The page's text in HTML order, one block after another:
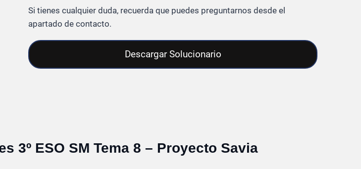
Si tienes cualquier duda, recuerda que puedes preguntarnos desde el
apartado de contacto.
Descargar Solucionario
3º ESO SM Tema 8 – Proyecto Savia